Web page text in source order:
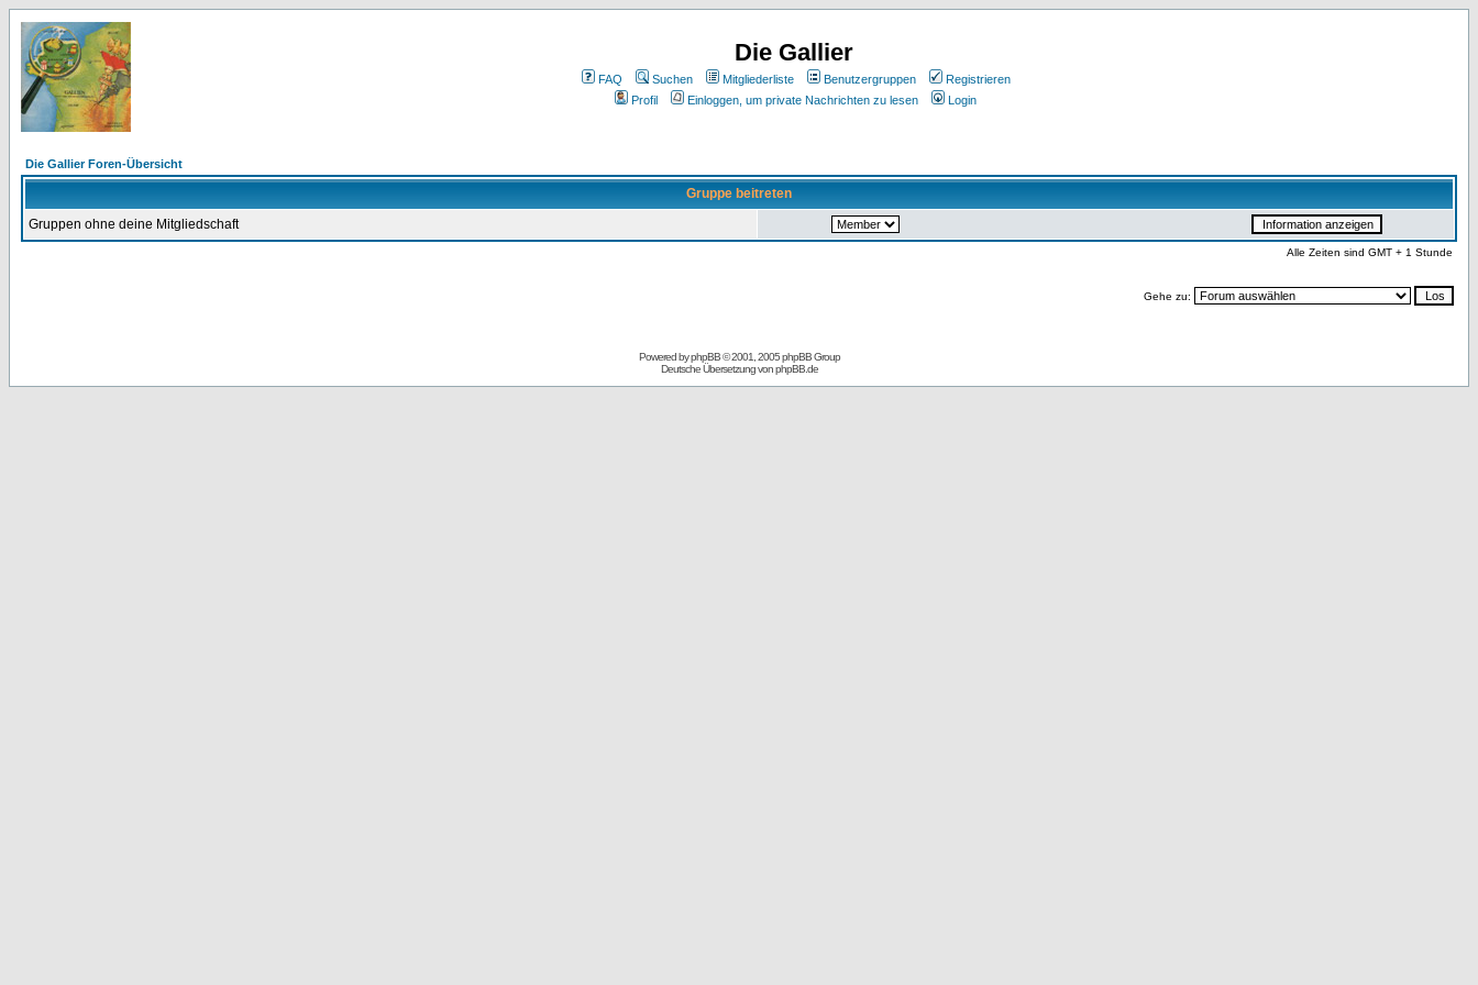
Die Gallier
FAQ Suchen Mitgliederliste Benutzergruppen
Registrieren
Profil
Einloggen, um private Nachrichten zu lesen Login
Die Gallier Foren-Übersicht
Gruppe beitreten
Gruppen ohne deine Mitgliedschaft
Alle Zeiten sind GMT + 1 Stunde
Gehe zu:
Powered byphpBB© 2001, 2005 phpBB Group
Deutsche Übersetzung vonphpBB.de